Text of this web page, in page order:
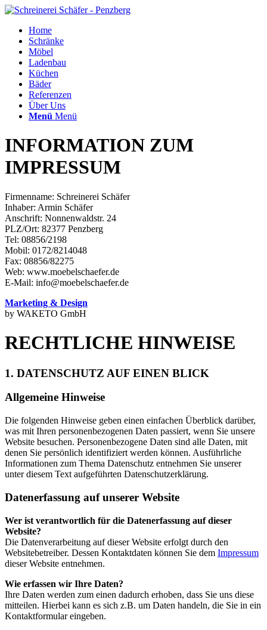
Home
Schränke
Möbel
Ladenbau
Küchen
Bäder
Referenzen
Über Uns
Menü Menü
INFORMATION ZUM
IMPRESSUM
Firmenname: Schreinerei Schäfer
Inhaber: Armin Schäfer
Anschrift: Nonnenwaldstr. 24
PLZ/Ort: 82377 Penzberg
Tel: 08856/2198
Mobil: 0172/8214048
Fax: 08856/82275
Web: www.moebelschaefer.de
E-Mail: info@moebelschaefer.de
Marketing & Design
by WAKETO GmbH
RECHTLICHE HINWEISE
1. DATENSCHUTZ AUF EINEN BLICK
Allgemeine Hinweise
Die folgenden Hinweise geben einen einfachen Überblick darüber,
was mit Ihren personenbezogenen Daten passiert, wenn Sie unsere
Website besuchen. Personenbezogene Daten sind alle Daten, mit
denen Sie persönlich identifiziert werden können. Ausführliche
Informationen zum Thema Datenschutz entnehmen Sie unserer
unter diesem Text aufgeführten Datenschutzerklärung.
Datenerfassung auf unserer Website
Wer ist verantwortlich für die Datenerfassung auf dieser
Website?
Die Datenverarbeitung auf dieser Website erfolgt durch den
Websitebetreiber. Dessen Kontaktdaten können Sie dem Impressum
dieser Website entnehmen.
Wie erfassen wir Ihre Daten?
Ihre Daten werden zum einen dadurch erhoben, dass Sie uns diese
mitteilen. Hierbei kann es sich z.B. um Daten handeln, die Sie in ein
Kontaktformular eingeben.